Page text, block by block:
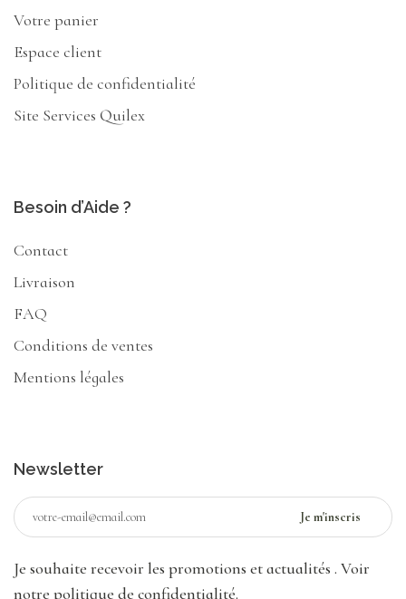
Votre panier
Espace client
Politique de confidentialité
Site Services Quilex
Besoin d’Aide ?
Contact
Livraison
FAQ
Conditions de ventes
Mentions légales
Newsletter
Je souhaite recevoir les promotions et actualités . Voir
notre politique de confidentialité.